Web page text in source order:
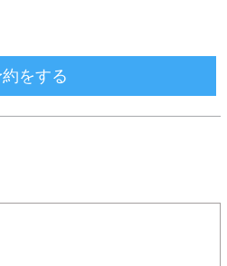
をする